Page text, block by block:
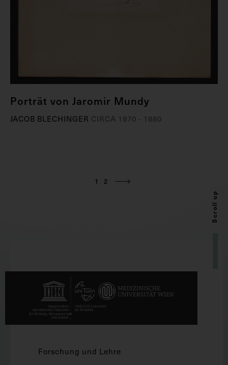
Porträt von Jaromir Mundy
JACOB BLECHINGER CIRCA 1870 - 1880
1 2
Scroll up
Forschung und Lehre